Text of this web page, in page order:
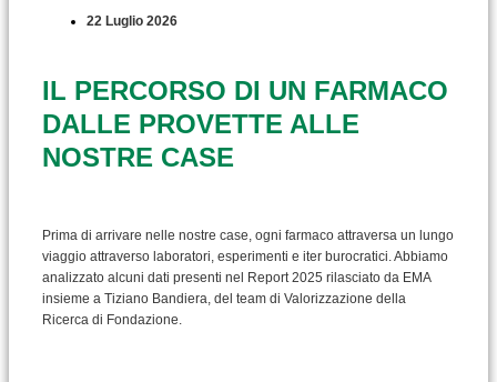
22 Luglio 2026
IL PERCORSO DI UN FARMACO
DALLE PROVETTE ALLE
NOSTRE CASE
Prima di arrivare nelle nostre case, ogni farmaco attraversa un lungo
viaggio attraverso laboratori, esperimenti e iter burocratici. Abbiamo
analizzato alcuni dati presenti nel Report 2025 rilasciato da EMA
insieme a Tiziano Bandiera, del team di Valorizzazione della
Ricerca di Fondazione.